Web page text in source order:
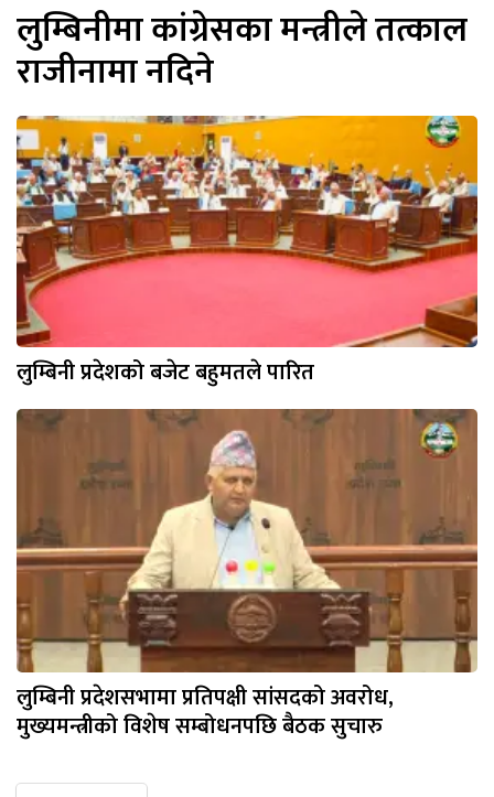
लुम्बिनीमा कांग्रेसका मन्त्रीले तत्काल
राजीनामा नदिने
लुम्बिनी प्रदेशको बजेट बहुमतले पारित
लुम्बिनी प्रदेशसभामा प्रतिपक्षी सांसदको अवरोध,
मुख्यमन्त्रीको विशेष सम्बोधनपछि बैठक सुचारु